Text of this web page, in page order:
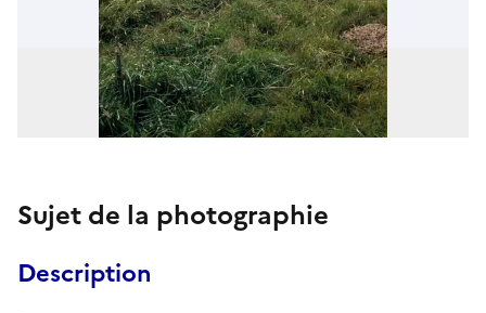
Sujet de la photographie
Description